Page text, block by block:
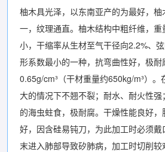
柚木具光泽，以东南亚产的为最好，
一，纹理通直。柚木结构中粗纤维，
小，干缩率从生材至气干径向2.2%、
形系数最小的一种，抗弯曲性好，极耐
0.65g/cm³（干材重量约650kg/m³）
大的情况下不翘不裂；耐水、耐火性
的海虫蛀食，极耐腐。干燥性能良好
好，因含硅易钝刀，为此加工时必须
末进入肺部导致矽肺病，加工时切削